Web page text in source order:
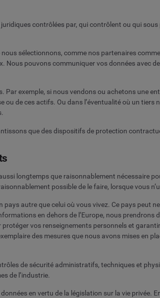
contrôlées par, qui contrôlent ou qui
sélectionnons, comme nos partenaires
Nous pouvons communiquer vos données avec
Par exemple, si nous vendons ou achetons une
ou de ces actifs. Ou dans l’éventualité où un
que des dispositifs de protection
longtemps que raisonnablement nécessaire
possible de le faire, lorsque vous
autre que celui où vous vivez. Ce pays peut
en dehors de l’Europe, nous prendrons
vos renseignements personnels et
des mesures que nous avons mises en
de sécurité administratifs, techniques et
de l’industrie.
en vertu de la législation sur la vie privée.